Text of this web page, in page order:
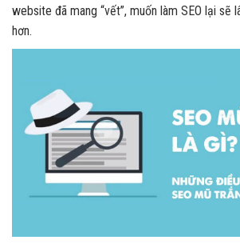
website đã mang “vết”, muốn làm SEO lại sẽ
hơn.